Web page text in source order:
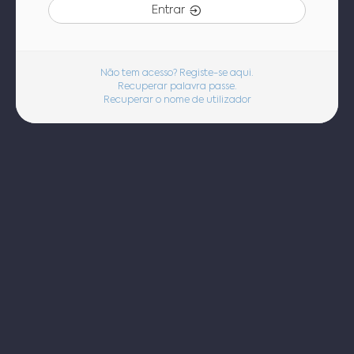
Entrar
Não tem acesso? Registe-se aqui.
Recuperar palavra passe.
Recuperar o nome de utilizador